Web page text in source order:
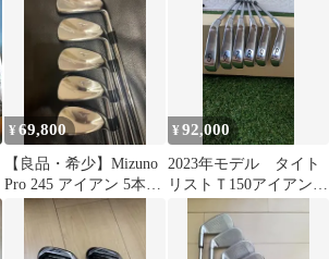
¥69,800
【良品・希少】Mizuno
Pro 245 アイアン 5本
TOUR 105 R
¥92,000
2023年モデル タイト
リストＴ150アイアン